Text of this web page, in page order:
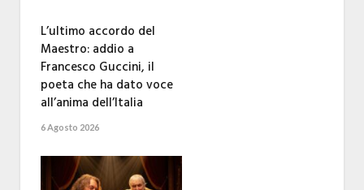
L’ultimo accordo del
Maestro: addio a
Francesco Guccini, il
poeta che ha dato voce
all’anima dell’Italia
6 Agosto 2026